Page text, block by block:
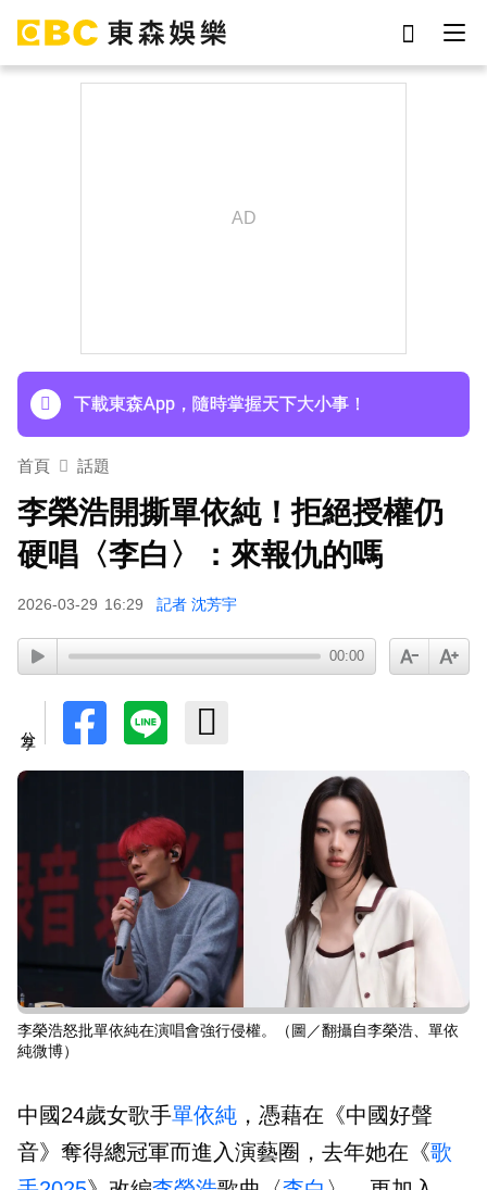
動喊：真不是蓋的
下載東森App，隨時掌握天下大小事！
15年摯愛離世！唐綺陽頭七驚見「驚人畫面」感
首頁 話題
李榮浩開撕單依純！拒絕授權仍
硬唱〈李白〉：來報仇的嗎
2026-03-29 16:29 記者 沈芳宇
00:00
李榮浩怒批單依純在演唱會強行侵權。（圖／翻攝自李榮浩、單依
純微博）
中國24歲女歌手單依純 ，憑藉在《中國好聲
音》奪得總冠軍而進入演藝圈，去年她在《歌